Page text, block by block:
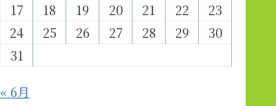
17
18 19 20 21 22
23
24
25 26 27 28 29
30
31
« 6月